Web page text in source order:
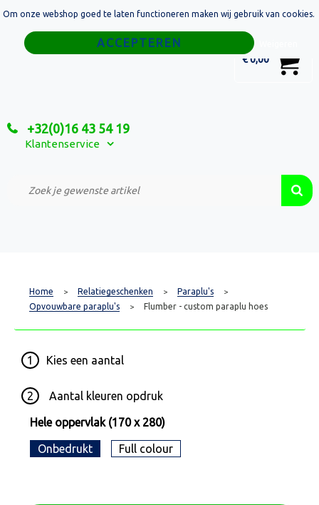
€ 0,00
+32(0)16 43 54 19
Klantenservice
Home
Relatiegeschenken
Custom Made Projecten
Home > Relatiegeschenken > Paraplu's >
Opvouwbare paraplu's > Flumber - custom paraplu hoes
1 Kies een aantal
2 Aantal kleuren opdruk
Hele oppervlak (170 x 280)
Onbedrukt Full colour
Om onze webshop goed te laten functioneren maken wij gebruik van cookies.